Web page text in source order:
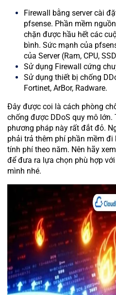
Firewall bằng server cài
pfsense. Phần mềm
chặn được hầu hết các
bình. Sức mạnh của
của Server (Ram, CPU,
Sử dụng Firewall cứng
Sử dụng thiết bị chống
Fortinet, ArBor, Radware.
Đây được coi là cách phòng
chống được DDoS quy mô lớn.
phương pháp này rất đắt đỏ.
phải trả thêm phí phần mềm đi
tính phí theo năm. Nên hãy
để đưa ra lựa chọn phù hợp
mình nhé.